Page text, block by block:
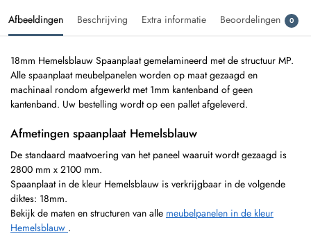
Afbeeldingen Beschrijving Extra informatie Beoordelingen 0
18mm Hemelsblauw Spaanplaat gemelamineerd met de structuur MP.
Alle spaanplaat meubelpanelen worden op maat gezaagd en
machinaal rondom afgewerkt met 1mm kantenband of geen
kantenband. Uw bestelling wordt op een pallet afgeleverd.
Afmetingen spaanplaat Hemelsblauw
De standaard maatvoering van het paneel waaruit wordt gezaagd is
2800 mm x 2100 mm.
Spaanplaat in de kleur Hemelsblauw is verkrijgbaar in de volgende
diktes: 18mm.
Bekijk de maten en structuren van alle meubelpanelen in de kleur
Hemelsblauw .